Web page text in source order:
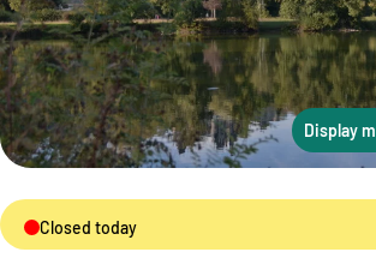
Display
Closed today